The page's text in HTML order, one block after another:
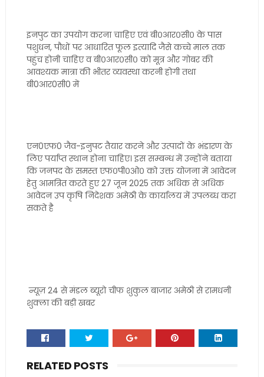
इनपुट का उपयोग करना चाहिए एवं बी०आर०सी० के पास
पशुधन, पौधों पर आधारित फूल इत्यादि जैसे कच्चे माल तक
पहुंच होनी चाहिए व बी०आर०सी० को मूत्र और गोबर की
आवश्यक मात्रा की भीतर व्यवस्था करनी होगी तथा
बी0आर0सी0 में
एन0एफ0 जैव-इनुपट तैयार करने और उत्पादों के भंडारण के
लिए पर्याप्त स्थान होना चाहिए। इस सम्बन्ध में उन्होंने बताया
कि जनपद के समस्त एफ०पी०ओ० को उक्त योजना में आवेदन
हेतु आमत्रित करते हुए 27 जून 2025 तक अधिक से अधिक
आवेदन उप कृषि निदेशक अमेठी के कार्यालय में उपलब्ध करा
सकते है
न्यूज़ 24 से मंडल ब्यूरो चीफ शुकुल बाजार अमेठी से रामधनी
शुक्ला की बड़ी खबर
RELATED POSTS